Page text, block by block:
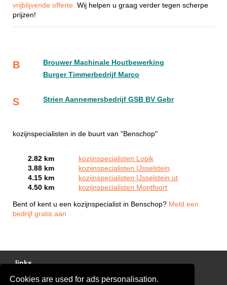
Cookies are used for ads personalisation.
vrijblijvende offerte. Wij helpen u graag verder tegen scherpe
prijzen!
B
Brouwer Machinale Houtbewerking
Burger Timmerbedrijf Marco
S Strien Aannemersbedrijf GSB BV Gebr
kozijnspecialisten in de buurt van "Benschop"
2.82 km
kozijnspecialisten Lopik
3.88 km
kozijnspecialisten IJsselstein
4.15 km
kozijnspecialisten IJsselstein ut
4.50 km
kozijnspecialisten Montfoort
Bent of kent u een kozijnspecialist in Benschop? Meld een
bedrijf gratis aan
links
Gratis Offertes Vergelijken